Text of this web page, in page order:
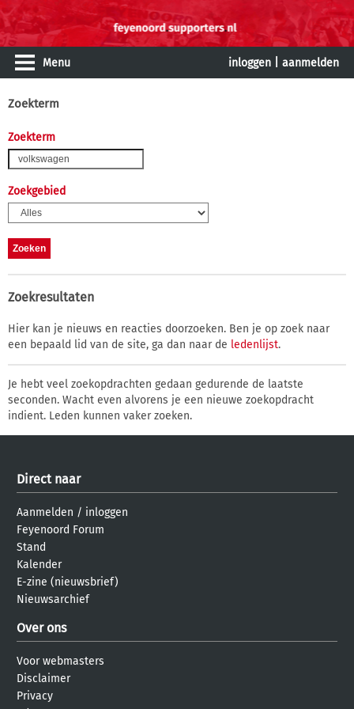
Menu inloggen aanmelden
Zoekterm
Zoekterm
Zoekgebied
Zoekresultaten
Hier kan je nieuws en reacties doorzoeken. Ben je op zoek naar
een bepaald lid van de site, ga dan naar de ledenlijst.
Je hebt veel zoekopdrachten gedaan gedurende de laatste
seconden. Wacht even alvorens je een nieuwe zoekopdracht
indient. Leden kunnen vaker zoeken.
Direct naar
Aanmelden / inloggen
Feyenoord Forum
Stand
Kalender
E-zine (nieuwsbrief)
Nieuwsarchief
Over ons
Voor webmasters
Disclaimer
Privacy